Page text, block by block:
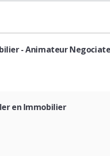
- Animateur
en Immobilier